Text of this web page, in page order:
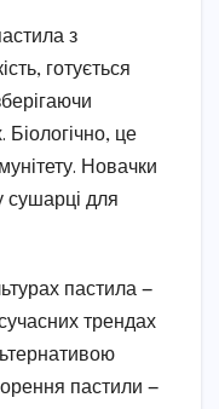
з
готується
це
Новачки
сушарці для
пастила —
трендах
пастили —